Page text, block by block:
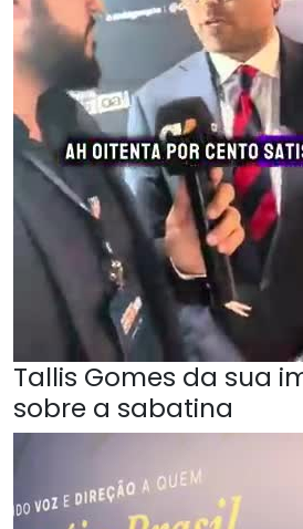
Tallis Gomes da sua
sobre a sabatina